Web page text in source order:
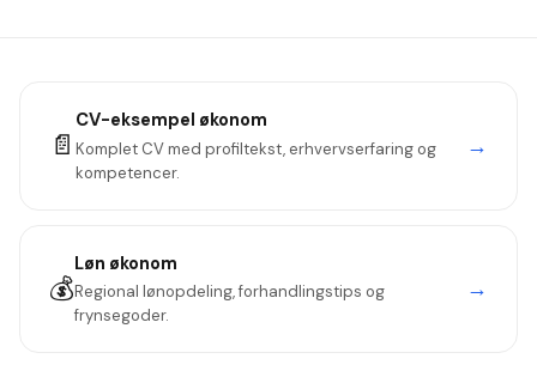
📄
CV-eksempel økonom
Komplet CV med profiltekst, erhvervserfaring og
kompetencer.
→
💰
Løn økonom
Regional lønopdeling, forhandlingstips og
frynsegoder.
→